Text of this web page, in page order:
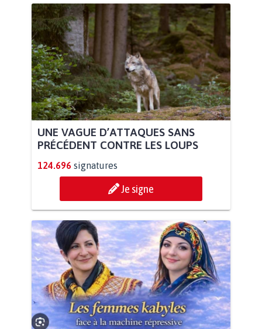
UNE VAGUE D’ATTAQUES SANS
PRÉCÉDENT CONTRE LES LOUPS
124.696 signatures
Je signe